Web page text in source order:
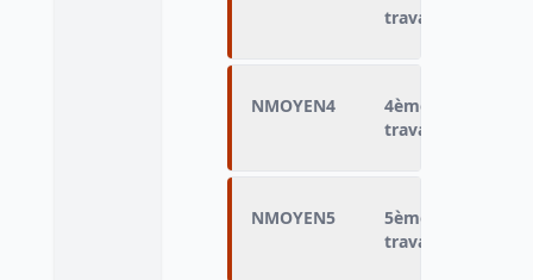
travail
NMOYEN4
4ème moyen
travail
NMOYEN5
5ème moyen
travail